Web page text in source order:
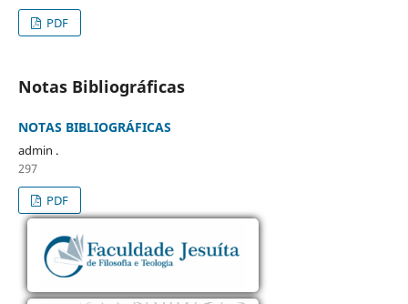
PDF
Notas Bibliográficas
NOTAS BIBLIOGRÁFICAS
admin .
297
PDF